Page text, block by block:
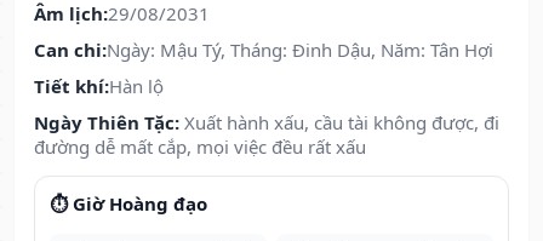
Âm lịch:29/08/2031
Can chi:Ngày: Mậu Tý, Tháng: Đinh Dậu, Năm: Tân Hợi
Tiết khí:Hàn lộ
Ngày Thiên Tặc: Xuất hành xấu, cầu tài không được, đi
đường dễ mất cắp, mọi việc đều rất xấu
⏱️ Giờ Hoàng đạo